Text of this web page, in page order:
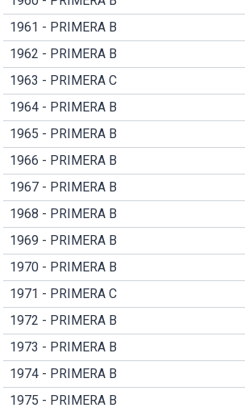
1961 - PRIMERA B
1962 - PRIMERA B
1963 - PRIMERA C
1964 - PRIMERA B
1965 - PRIMERA B
1966 - PRIMERA B
1967 - PRIMERA B
1968 - PRIMERA B
1969 - PRIMERA B
1970 - PRIMERA B
1971 - PRIMERA C
1972 - PRIMERA B
1973 - PRIMERA B
1974 - PRIMERA B
1975 - PRIMERA B